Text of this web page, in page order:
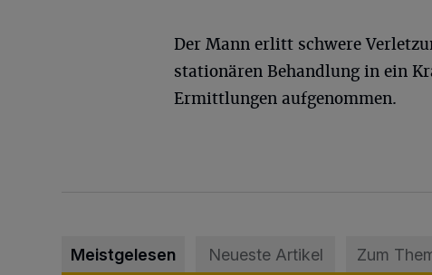
Der Mann erlitt schwere
stationären Behandlung in ein
Ermittlungen aufgenommen.
Meistgelesen Neueste Artikel Zum